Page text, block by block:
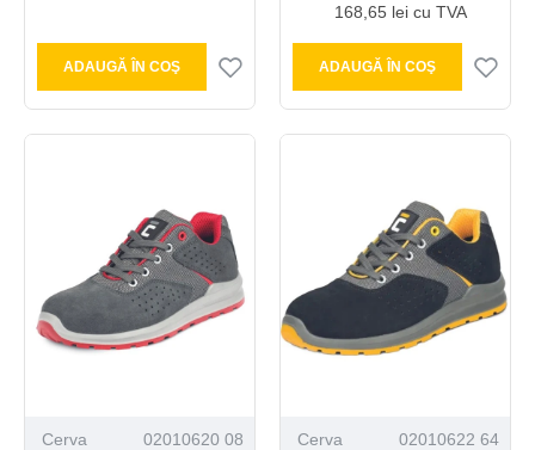
ADAUGĂ ÎN COŞ
168,65 lei cu TVA
ADAUGĂ ÎN COŞ
Cerva 02010620 08 Cerva 02010622 64